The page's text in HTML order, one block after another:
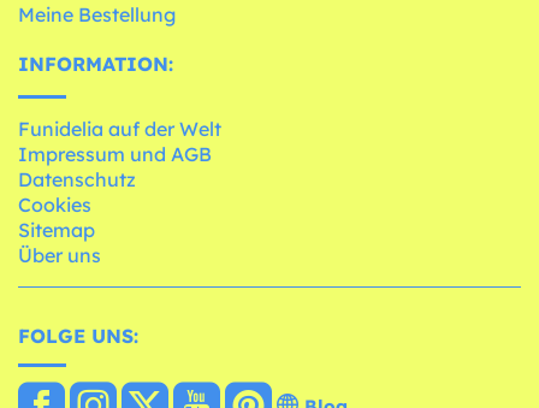
Meine Bestellung
INFORMATION:
Funidelia auf der Welt
Impressum und AGB
Datenschutz
Cookies
Sitemap
Über uns
FOLGE UNS: